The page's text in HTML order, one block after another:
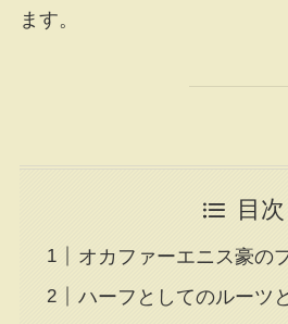
ます。
目次
オカファーエニス豪の
ハーフとしてのルーツ